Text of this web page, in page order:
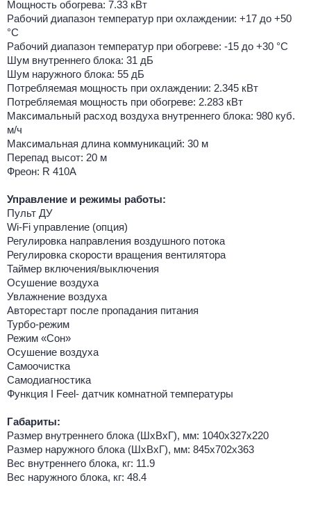
Мощность обогрева: 7.33 кВт
Рабочий диапазон температур при охлаждении: +17 до +50
°C
Рабочий диапазон температур при обогреве: -15 до +30 °C
Шум внутреннего блока: 31 дБ
Шум наружного блока: 55 дБ
Потребляемая мощность при охлаждении: 2.345 кВт
Потребляемая мощность при обогреве: 2.283 кВт
Максимальный расход воздуха внутреннего блока: 980 куб.
м/ч
Максимальная длина коммуникаций: 30 м
Перепад высот: 20 м
Фреон: R 410A
Управление и режимы работы:
Пульт ДУ
Wi-Fi управление (опция)
Регулировка направления воздушного потока
Регулировка скорости вращения вентилятора
Таймер включения/выключения
Осушение воздуха
Увлажнение воздуха
Авторестарт после пропадания питания
Турбо-режим
Режим «Сон»
Осушение воздуха
Самоочистка
Самодиагностика
Функция I Feel- датчик комнатной температуры
Габариты:
Размер внутреннего блока (ШхВхГ), мм: 1040x327x220
Размер наружного блока (ШхВхГ), мм: 845х702х363
Вес внутреннего блока, кг: 11.9
Вес наружного блока, кг: 48.4